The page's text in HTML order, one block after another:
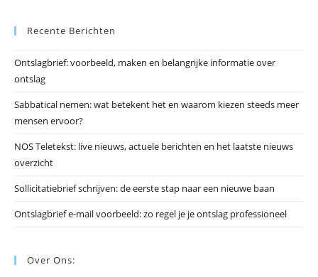
Recente Berichten
Ontslagbrief: voorbeeld, maken en belangrijke informatie over
ontslag
Sabbatical nemen: wat betekent het en waarom kiezen steeds meer
mensen ervoor?
NOS Teletekst: live nieuws, actuele berichten en het laatste nieuws
overzicht
Sollicitatiebrief schrijven: de eerste stap naar een nieuwe baan
Ontslagbrief e-mail voorbeeld: zo regel je je ontslag professioneel
Over Ons: